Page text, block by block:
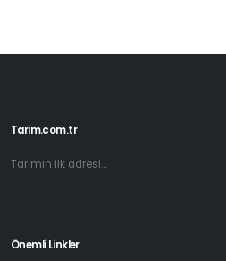
Tarim.com.tr
Tarımın ilk adresi...
Önemli Linkler